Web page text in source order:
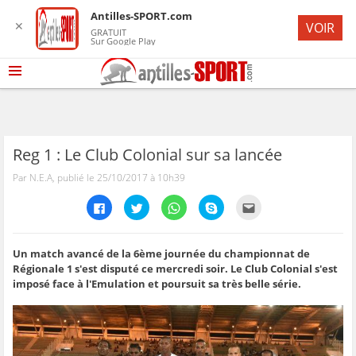
Reg 1 : Le Club Colonial sur sa lancée
Par N.E.A, publié le 25/10/2017 à 10h39
C
l
e
z
p
o
u
p
a
r
t
a
C
l
e
z
p
o
u
p
a
r
t
a
C
l
e
z
p
o
u
p
r
t
a
C
l
e
z
p
o
u
p
a
r
t
a
e
z
p
o
u
e
n
v
o
y
Un match avancé de la 6ème journée du championnat de
Régionale 1 s'est disputé ce mercredi soir. Le Club Colonial s'est
imposé face à l'Emulation et poursuit sa très belle série.
✕
Antilles-SPORT.com
GRATUIT
Sur Google Play
VOIR